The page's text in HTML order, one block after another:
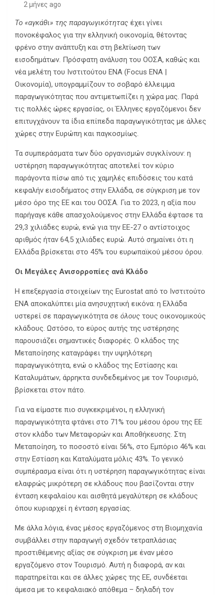
2 μήνες ago
Το «αγκάθι» της παραγωγικότητας έχει γίνει
πονοκέφαλος για την ελληνική οικονομία, θέτοντας
φρένο στην ανάπτυξη και στη βελτίωση των
εισοδημάτων. Πρόσφατη ανάλυση του ΟΟΣΑ, καθώς και
νέα μελέτη του Ινστιτούτου ΕΝΑ (Focus ENA |
Οικονομία), υπογραμμίζουν το σοβαρό έλλειμμα
παραγωγικότητας που αντιμετωπίζει η χώρα μας. Παρά
τις πολλές ώρες εργασίας, οι Έλληνες εργαζόμενοι δεν
επιτυγχάνουν τα ίδια επίπεδα παραγωγικότητας με άλλες
χώρες στην Ευρώπη και παγκοσμίως.
Τα συμπεράσματα των δύο οργανισμών συγκλίνουν: η
υστέρηση παραγωγικότητας αποτελεί τον κύριο
παράγοντα πίσω από τις χαμηλές επιδόσεις του κατά
κεφαλήν εισοδήματος στην Ελλάδα, σε σύγκριση με τον
μέσο όρο της ΕΕ και του ΟΟΣΑ. Για το 2023, η αξία που
παρήγαγε κάθε απασχολούμενος στην Ελλάδα έφτασε τα
29,3 χιλιάδες ευρώ, ενώ για την ΕΕ-27 ο αντίστοιχος
αριθμός ήταν 64,5 χιλιάδες ευρώ. Αυτό σημαίνει ότι η
Ελλάδα βρίσκεται στο 45% του ευρωπαϊκού μέσου όρου.
Οι Μεγάλες Ανισορροπίες ανά Κλάδο
Η επεξεργασία στοιχείων της Eurostat από το Ινστιτούτο
ΕΝΑ αποκαλύπτει μία ανησυχητική εικόνα: η Ελλάδα
υστερεί σε παραγωγικότητα σε όλους τους οικονομικούς
κλάδους. Ωστόσο, το εύρος αυτής της υστέρησης
παρουσιάζει σημαντικές διαφορές. Ο κλάδος της
Μεταποίησης καταγράφει την υψηλότερη
παραγωγικότητα, ενώ ο κλάδος της Εστίασης και
Καταλυμάτων, άρρηκτα συνδεδεμένος με τον Τουρισμό,
βρίσκεται στον πάτο.
Για να είμαστε πιο συγκεκριμένοι, η ελληνική
παραγωγικότητα φτάνει στο 71% του μέσου όρου της ΕΕ
στον κλάδο των Μεταφορών και Αποθήκευσης. Στη
Μεταποίηση, το ποσοστό είναι 56%, στο Εμπόριο 46% και
στην Εστίαση και Καταλύματα μόλις 43%. Το γενικό
συμπέρασμα είναι ότι η υστέρηση παραγωγικότητας είναι
ελαφρώς μικρότερη σε κλάδους που βασίζονται στην
ένταση κεφαλαίου και αισθητά μεγαλύτερη σε κλάδους
όπου κυριαρχεί η ένταση εργασίας.
Με άλλα λόγια, ένας μέσος εργαζόμενος στη Βιομηχανία
συμβάλλει στην παραγωγή σχεδόν τετραπλάσιας
προστιθέμενης αξίας σε σύγκριση με έναν μέσο
εργαζόμενο στον Τουρισμό. Αυτή η διαφορά, αν και
παρατηρείται και σε άλλες χώρες της ΕΕ, συνδέεται
άμεσα με το κεφαλαιακό απόθεμα – δηλαδή τον